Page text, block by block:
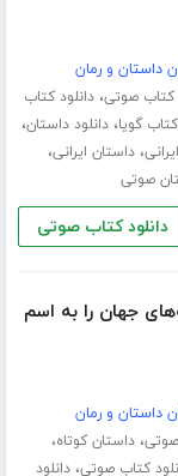
داستان و رمان
کتاب صوتی،دانلود کتاب
کتاب گویا،دانلود داستان،
،داستان ایرانی،
صوتی
دانلود کتاب صوتی
جهان را به اسم
داستان و رمان
صوتی،داستان کوتاه،
کتاب صوتی،دانلود